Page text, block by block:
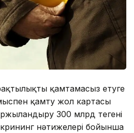
қамтамасыз етуге
қамту жол картасы
300 млрд теңгені
нәтижелері бойынша